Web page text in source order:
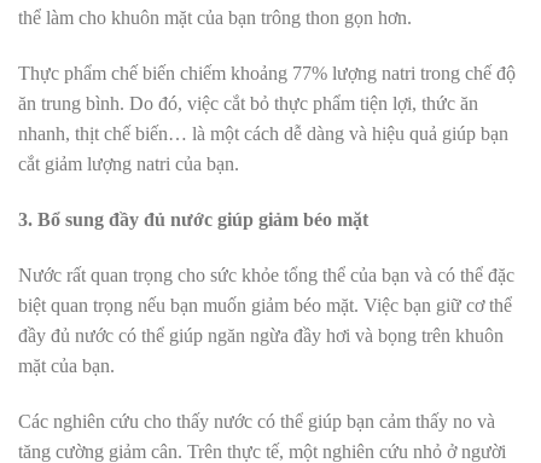
thể làm cho khuôn mặt của bạn trông thon gọn hơn.
Thực phẩm chế biến chiếm khoảng 77% lượng natri trong chế độ
ăn trung bình. Do đó, việc cắt bỏ thực phẩm tiện lợi, thức ăn
nhanh, thịt chế biến… là một cách dễ dàng và hiệu quả giúp bạn
cắt giảm lượng natri của bạn.
3. Bổ sung đầy đủ nước giúp giảm béo mặt
Nước rất quan trọng cho sức khỏe tổng thể của bạn và có thể đặc
biệt quan trọng nếu bạn muốn giảm béo mặt. Việc bạn giữ cơ thể
đầy đủ nước có thể giúp ngăn ngừa đầy hơi và bọng trên khuôn
mặt của bạn.
Các nghiên cứu cho thấy nước có thể giúp bạn cảm thấy no và
tăng cường giảm cân. Trên thực tế, một nghiên cứu nhỏ ở người